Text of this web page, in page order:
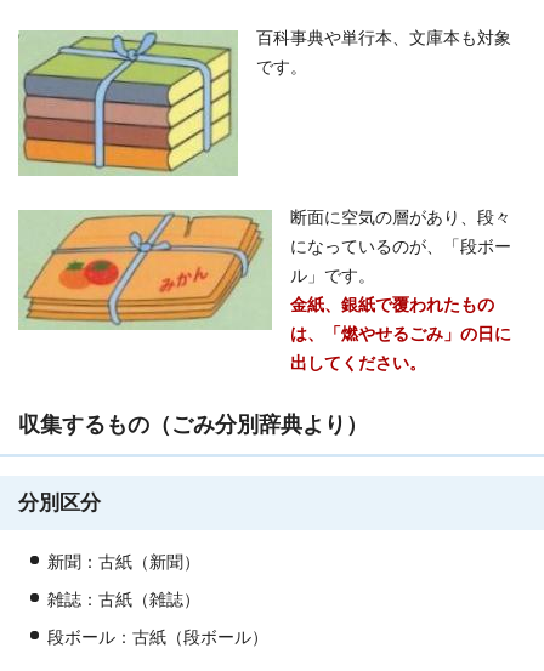
百科事典や単行本、文庫本も対象
です。
断面に空気の層があり、段々
になっているのが、「段ボー
ル」です。
金紙、銀紙で覆われたもの
は、「燃やせるごみ」の日に
出してください。
収集するもの（ごみ分別辞典より）
分別区分
新聞：古紙（新聞）
雑誌：古紙（雑誌）
段ボール：古紙（段ボール）